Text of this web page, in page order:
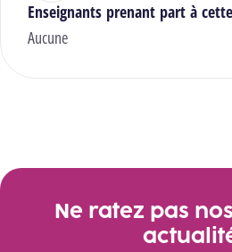
Enseignants prenant part à
Aucune
Ne ratez pas